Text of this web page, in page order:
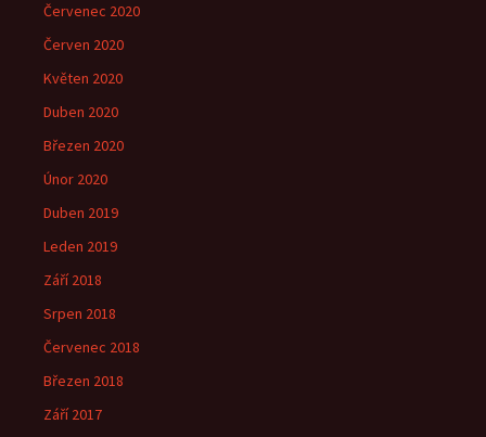
Červenec 2020
Červen 2020
Květen 2020
Duben 2020
Březen 2020
Únor 2020
Duben 2019
Leden 2019
Září 2018
Srpen 2018
Červenec 2018
Březen 2018
Září 2017